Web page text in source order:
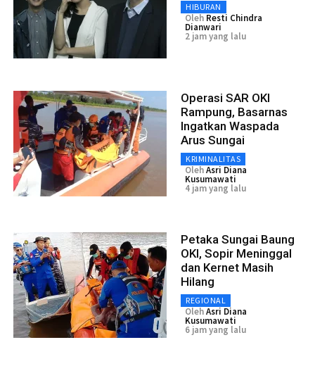
HIBURAN
Oleh Resti Chindra
Dianwari
2 jam yang lalu
Operasi SAR OKI
Rampung, Basarnas
Ingatkan Waspada
Arus Sungai
KRIMINALITAS
OlehAsri Diana
Kusumawati
4 jam yang lalu
Petaka Sungai Baung
OKI, Sopir Meninggal
dan Kernet Masih
Hilang
REGIONAL
OlehAsri Diana
Kusumawati
6 jam yang lalu